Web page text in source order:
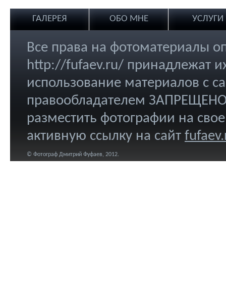
ГАЛЕРЕЯ ОБО МНЕ УСЛУГИ
Все права на фотоматериалы
http://fufaev.ru/ принадлежат
использование материалов с
правообладателем
разместить фотографии на
активную ссылку на сайт
© Фотограф Дмитрий Фуфаев, 2012.